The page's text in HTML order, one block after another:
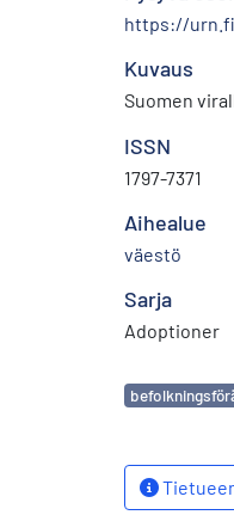
https://
Kuvaus
Suomen
ISSN
1797-7371
Aihealue
väestö
Sarja
Adoptioner
Avainsanat